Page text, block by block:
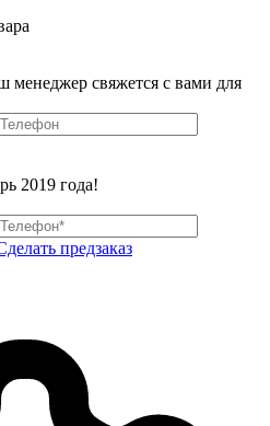
менеджер свяжется с вами для
2019 года!
предзаказ